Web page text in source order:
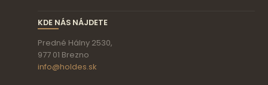
KDE NÁS NÁJDETE
Predné Hálny 2530,
977 01 Brezno
info@holdes.sk